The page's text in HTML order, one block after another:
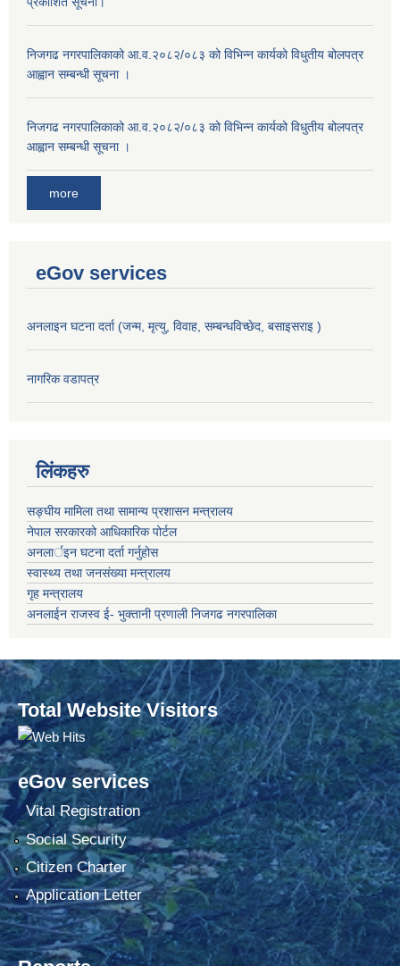
निजगढ नगरपालिकाको आ.व.२०८२/०८३ को विभिन्न कार्यको विधुतीय बोलपत्र
आह्वान सम्बन्धी सूचना ।
निजगढ नगरपालिकाको आ.व.२०८२/०८३ को विभिन्न कार्यको विधुतीय बोलपत्र
आह्वान सम्बन्धी सूचना ।
more
eGov services
अनलाइन घटना दर्ता (जन्म, मृत्यु, विवाह, सम्बन्धविच्छेद, बसाइसराइ )
नागरिक वडापत्र
लिंकहरु
सङ्‍घीय मामिला तथा सामान्य प्रशासन मन्त्रालय
नेपाल सरकारको आधिकारिक पोर्टल
अनलार्इन घटना दर्ता गर्नुहोस
स्वास्थ्य तथा जनसंख्या मन्त्रालय
गृह मन्त्रालय
अनलाईन राजस्व ई- भुक्तानी प्रणाली निजगढ नगरपालिका
Total Website Visitors
eGov services
Vital Registration
Social Security
Citizen Charter
Application Letter